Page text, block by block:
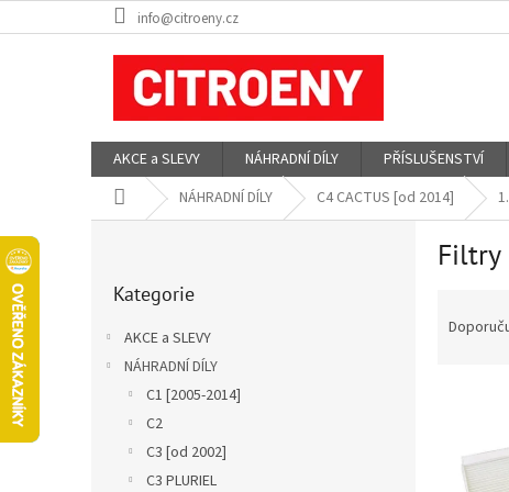
na
info@citroeny.cz
AKCE a SLEVY NÁHRADNÍ DÍLY PŘÍSLUŠENSTVÍ
Domů NÁHRADNÍ DÍLY C4 CACTUS [od 2014]
kategorie
Kategorie
AKCE a SLEVY
NÁHRADNÍ DÍLY
C1 [2005-2014]
C2
C3 [od 2002]
C3 PLURIEL
Filtry